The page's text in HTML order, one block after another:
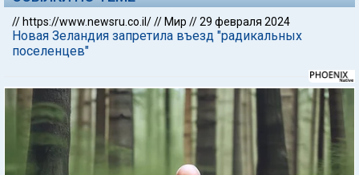
// https://www.newsru.co.il/// Мир //29 февраля 2024
Новая Зеландия запретила въезд "радикальных
поселенцев"